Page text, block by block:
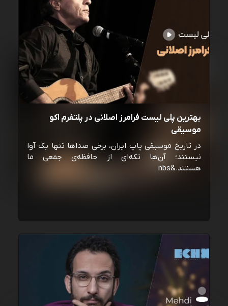
بهترین پلی لیست فرامرز اصلانی در پلتفرم اکو
موسیقی
در تاریخ موسیقی پاپ ایران، برخی صداها تنها یک آوا
نیستند؛ آن‌ها تکه‌ای از حافظه‌ی جمعی ما
هستند.&nbs